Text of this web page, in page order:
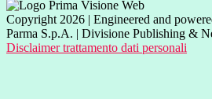
Copyright 2026 | Engineered and
Parma S.p.A. | Divisione Publishing &
Disclaimer trattamento dati personali